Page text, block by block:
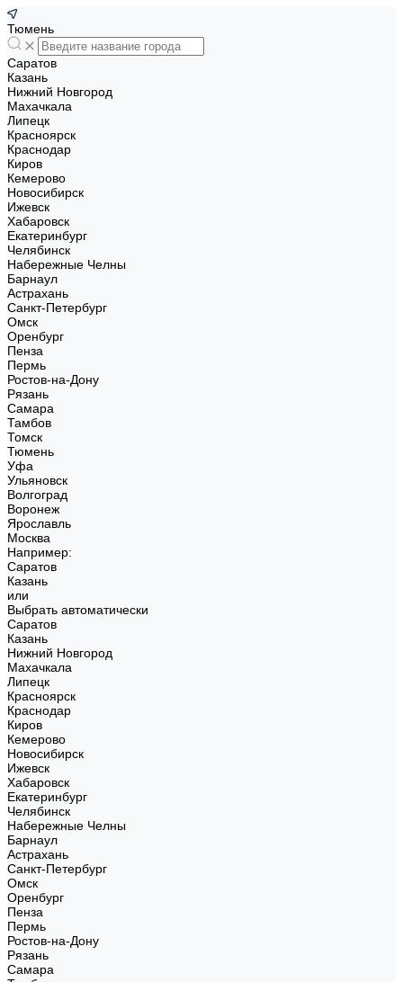
Тюмень
Саратов
Казань
Нижний Новгород
Махачкала
Липецк
Красноярск
Краснодар
Киров
Кемерово
Новосибирск
Ижевск
Хабаровск
Екатеринбург
Челябинск
Набережные Челны
Барнаул
Астрахань
Санкт-Петербург
Омск
Оренбург
Пенза
Пермь
Ростов-на-Дону
Рязань
Самара
Тамбов
Томск
Тюмень
Уфа
Ульяновск
Волгоград
Воронеж
Ярославль
Москва
Например:
Саратов
Казань
или
Выбрать автоматически
Саратов
Казань
Нижний Новгород
Махачкала
Липецк
Красноярск
Краснодар
Киров
Кемерово
Новосибирск
Ижевск
Хабаровск
Екатеринбург
Челябинск
Набережные Челны
Барнаул
Астрахань
Санкт-Петербург
Омск
Оренбург
Пенза
Пермь
Ростов-на-Дону
Рязань
Самара